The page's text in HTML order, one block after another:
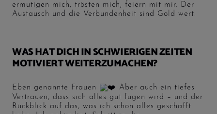
ermutigen mich, trösten mich, feiern mit mir. Der
Austausch und die Verbundenheit sind Gold wert.
WAS HAT DICH IN SCHWIERIGEN ZEITEN
MOTIVIERT WEITERZUMACHEN?
Eben genannte Frauen
Aber auch ein tiefes
Vertrauen, dass sich alles gut fügen wird – und der
Rückblick auf das, was ich schon alles geschafft